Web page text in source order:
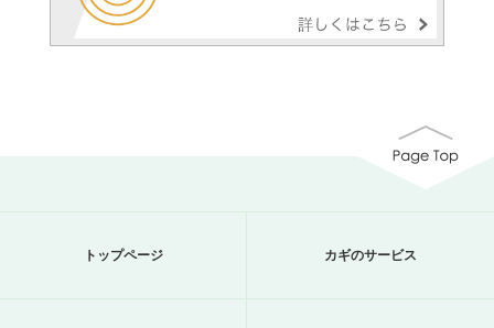
トップページ カギのサービス